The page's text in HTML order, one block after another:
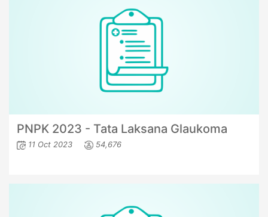
PNPK 2023 - Tata Laksana Glaukoma
11 Oct 2023 54,676